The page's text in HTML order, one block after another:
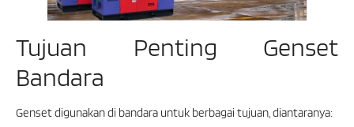
Tujuan Penting Genset
Bandara
Genset digunakan di bandara untuk berbagai tujuan, diantaranya: